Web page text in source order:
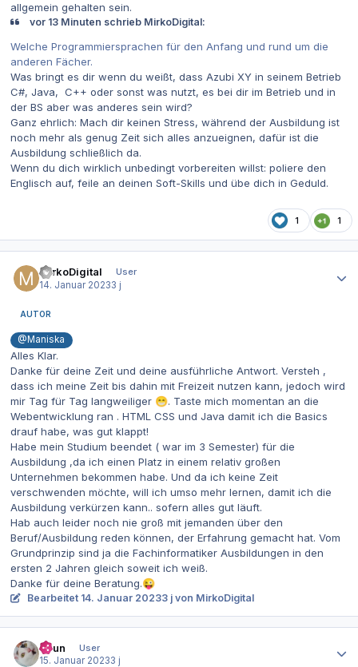
allgemein gehalten sein.
vor 13 Minuten schrieb MirkoDigital:
Welche Programmiersprachen für den Anfang und rund um die
anderen Fächer.
Was bringt es dir wenn du weißt, dass Azubi XY in seinem Betrieb
C#, Java, C++ oder sonst was nutzt, es bei dir im Betrieb und in
der BS aber was anderes sein wird?
Ganz ehrlich: Mach dir keinen Stress, während der Ausbildung ist
noch mehr als genug Zeit sich alles anzueignen, dafür ist die
Ausbildung schließlich da.
Wenn du dich wirklich unbedingt vorbereiten willst: poliere den
Englisch auf, feile an deinen Soft-Skills und übe dich in Geduld.
1 1
MirkoDigital
User
14. Januar 20233 j
AUTOR
@Maniska
Alles Klar.
Danke für deine Zeit und deine ausführliche Antwort. Versteh ,
dass ich meine Zeit bis dahin mit Freizeit nutzen kann, jedoch wird
mir Tag für Tag langweiliger 😁. Taste mich momentan an die
Webentwicklung ran . HTML CSS und Java damit ich die Basics
drauf habe, was gut klappt!
Habe mein Studium beendet ( war im 3 Semester) für die
Ausbildung ,da ich einen Platz in einem relativ großen
Unternehmen bekommen habe. Und da ich keine Zeit
verschwenden möchte, will ich umso mehr lernen, damit ich die
Ausbildung verkürzen kann.. sofern alles gut läuft.
Hab auch leider noch nie groß mit jemanden über den
Beruf/Ausbildung reden können, der Erfahrung gemacht hat. Vom
Grundprinzip sind ja die Fachinformatiker Ausbildungen in den
ersten 2 Jahren gleich soweit ich weiß.
Danke für deine Beratung.😜
Bearbeitet 14. Januar 20233 j von MirkoDigital
Shun
User
15. Januar 20233 j